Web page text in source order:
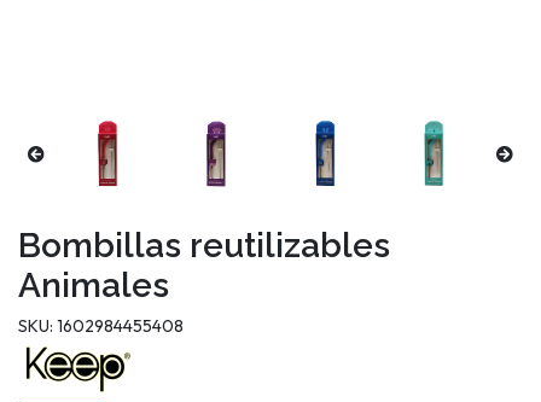
Bombillas reutilizables
Animales
SKU: 1602984455408